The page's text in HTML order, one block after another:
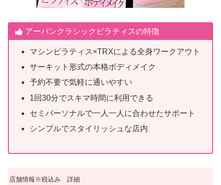
アーバンクラシックピラティスの特徴
マシンピラティス×TRXによる全身ワークアウト
サーキット形式の本格ボディメイク
予約不要で気軽に通いやすい
1回30分でスキマ時間に利用できる
セミパーソナルで一人一人に合わせたサポート
シンプルでスタイリッシュな店内
店舗情報※税込み 詳細